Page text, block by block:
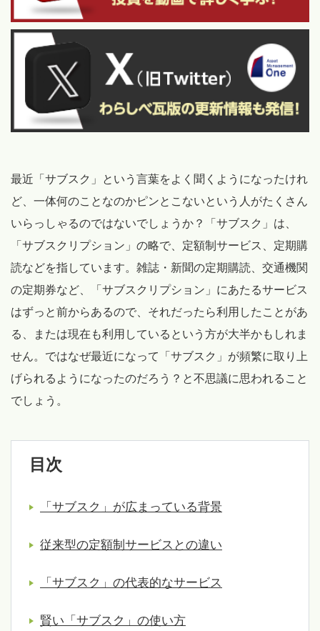
最近「サブスク」という言葉をよく聞くようになったけれ
ど、一体何のことなのかピンとこないという人がたくさん
いらっしゃるのではないでしょうか？「サブスク」は、
「サブスクリプション」の略で、定額制サービス、定期購
読などを指しています。雑誌・新聞の定期購読、交通機関
の定期券など、「サブスクリプション」にあたるサービス
はずっと前からあるので、それだったら利用したことがあ
る、または現在も利用しているという方が大半かもしれま
せん。ではなぜ最近になって「サブスク」が頻繁に取り上
げられるようになったのだろう？と不思議に思われること
でしょう。
目次
「サブスク」が広まっている背景
従来型の定額制サービスとの違い
「サブスク」の代表的なサービス
賢い「サブスク」の使い方